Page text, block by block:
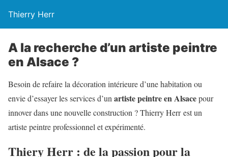
Thierry Herr
A la recherche d’un artiste peintre
en Alsace ?
Besoin de refaire la décoration intérieure d’une habitation ou
envie d’essayer les services d’un artiste peintre en Alsacepour
innover dans une nouvelle construction ? Thierry Herr est un
artiste peintre professionnel et expérimenté.
Thiery Herr : de la passion pour la